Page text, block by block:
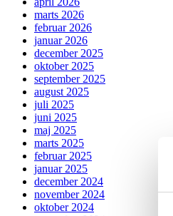
marts 2026
februar 2026
januar 2026
december 2025
oktober 2025
september 2025
august 2025
juli 2025
juni 2025
maj 2025
marts 2025
februar 2025
januar 2025
december 2024
november 2024
oktober 2024